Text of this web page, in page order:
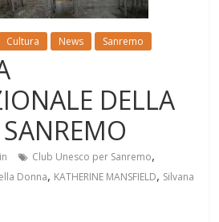
Cultura News Sanremo
DELLA
Club Unesco per Sanremo,
Donna, KATHERINE MANSFIELD, Silvana